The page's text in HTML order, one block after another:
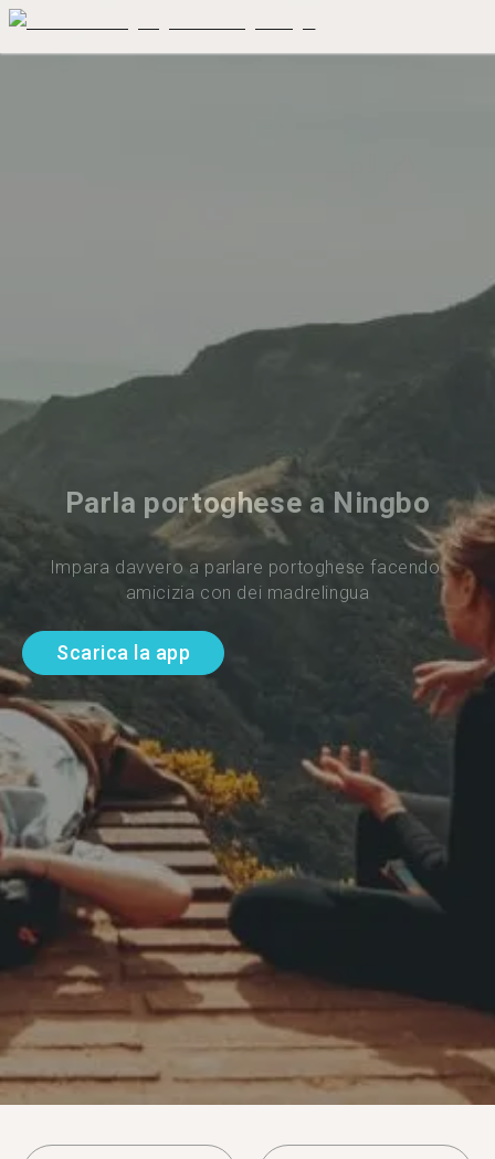
Parla portoghese a Ningbo
Impara davvero a parlare portoghese facendo
amicizia con dei madrelingua
Scarica la app